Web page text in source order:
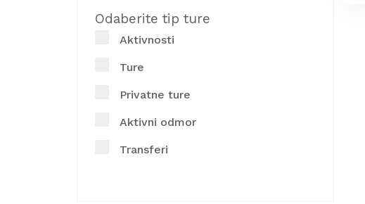
Odaberite tip ture
Aktivnosti
Ture
Privatne ture
Aktivni odmor
Transferi